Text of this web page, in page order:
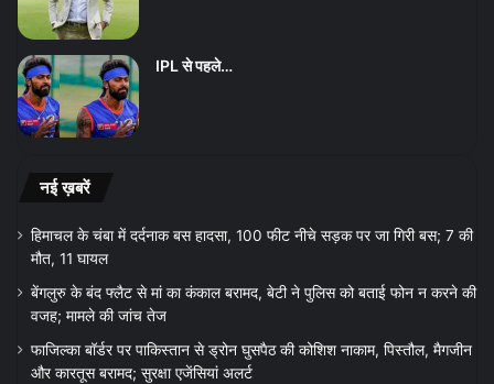
IPL से पहले…
नई ख़बरें
हिमाचल के चंबा में दर्दनाक बस हादसा, 100 फीट नीचे सड़क पर जा गिरी बस; 7 की
मौत, 11 घायल
बेंगलुरु के बंद फ्लैट से मां का कंकाल बरामद, बेटी ने पुलिस को बताई फोन न करने की
वजह; मामले की जांच तेज
फाजिल्का बॉर्डर पर पाकिस्तान से ड्रोन घुसपैठ की कोशिश नाकाम, पिस्तौल, मैगजीन
और कारतूस बरामद; सुरक्षा एजेंसियां अलर्ट